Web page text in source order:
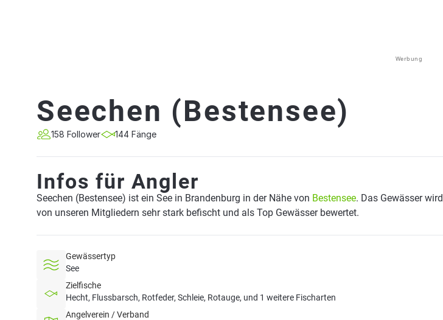
Werbung
Seechen (Bestensee)
158 Follower 144 Fänge
Infos für Angler
Seechen (Bestensee) ist ein See in Brandenburg in der Nähe von Bestensee. Das Gewässer wird
von unseren Mitgliedern sehr stark befischt und als Top Gewässer bewertet.
Gewässertyp
See
Zielfische
Hecht, Flussbarsch, Rotfeder, Schleie, Rotauge, und 1 weitere Fischarten
Angelverein / Verband